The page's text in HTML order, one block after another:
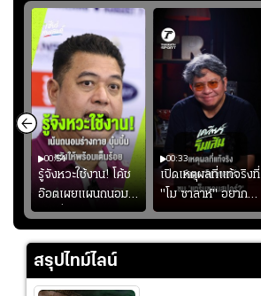
00:54
รู้จังหวะใช้งาน! โค้ช
อ๊อตเผยแผนถนอม
“บุ๋มบิ๋ม” เพื่อรักษา
ร่างกายให้พร้อมที่สุด
00:33
เปิดเหตุผลที่แท้จริงที่
"โม ซาลาห์" อยาก
ย้ายซบ "แทร็บซอนส
ปอร์"
สรุปไทม์ไลน์